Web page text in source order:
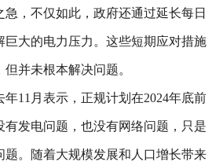
，不仅如此，政府还通过延长每日
巨大的电力压力。这些短期应对措施
并未根本解决问题。
11月表示，正规计划在2024年底前
有发电问题，也没有网络问题，只是
题。随着大规模发展和人口增长带来